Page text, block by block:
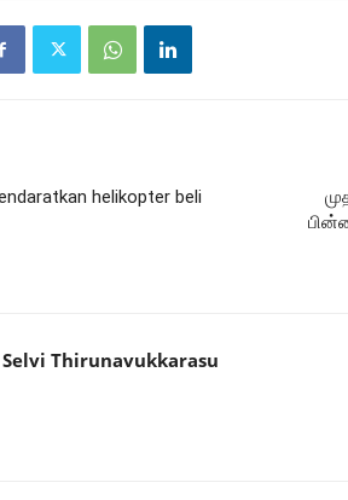
helikopter beli
Selvi Thirunavukkarasu